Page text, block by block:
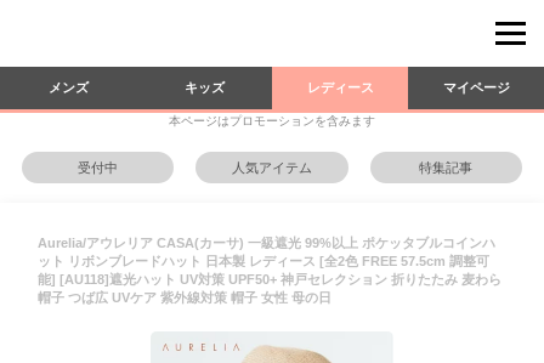
メンズ キッズ レディース マイページ
本ページはプロモーションを含みます
受付中 人気アイテム 特集記事
Aurelia/アウレリア CASA(カーサ) 一級遮光 99%以上 ポケッタブルコインハ
ット リボンブレードハット 日本製 レディース [全2色 FREE 57.5cm 調整可
能] [AU118]遮光ハット UV対策 UPF50+ 神戸セレクション 折りたたみ 麦わら
帽子 つば広 UVケア 紫外線対策 帽子 女性 母の日